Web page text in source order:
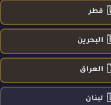
قطر
البحرين
العراق
لبنان